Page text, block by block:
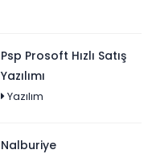
Psp Prosoft Hızlı Satış
Yazılımı
Yazılım
Nalburiye